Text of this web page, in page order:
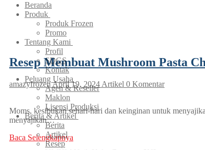
Beranda
Produk
Produk Frozen
Promo
Tentang Kami
Profil
SDGS
Kontak
Peluang Usaha
Agen & Reseller
Maklon
Lisensi Produksi
Berita & Artikel
Berita
Artikel
Resep
Resep Membuat Mushroom Pasta
amazyfrozenApril 19, 2024 Artikel 0 Komentar
Moms, kesibukan sehari-hari dan keinginan untuk
menyajikan…
Baca Selengkapnya